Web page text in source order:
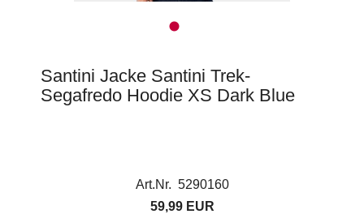
Santini Jacke Santini Trek-
Segafredo Hoodie XS Dark Blue
Art.Nr. 5290160
59,99 EUR